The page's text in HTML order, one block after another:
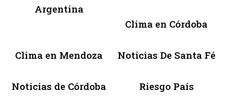
Argentina
Clima en Córdoba
Clima en Mendoza Noticias De Santa Fé
Noticias de Córdoba Riesgo País